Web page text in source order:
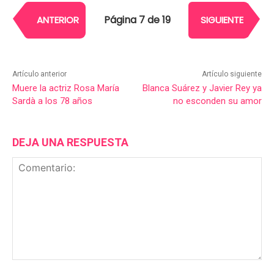
ANTERIOR Página 7 de 19 SIGUIENTE
Artículo anterior
Muere la actriz Rosa María
Sardà a los 78 años
Artículo siguiente
Blanca Suárez y Javier Rey ya
no esconden su amor
DEJA UNA RESPUESTA